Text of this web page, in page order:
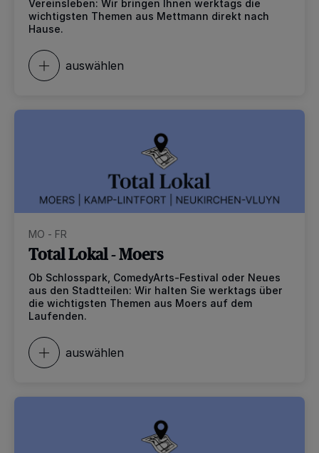
Vereinsleben: Wir bringen Ihnen werktags die
wichtigsten Themen aus Mettmann direkt nach
Hause.
auswählen
MO - FR
Total Lokal - Moers
Ob Schlosspark, ComedyArts-Festival oder Neues
aus den Stadtteilen: Wir halten Sie werktags über
die wichtigsten Themen aus Moers auf dem
Laufenden.
auswählen